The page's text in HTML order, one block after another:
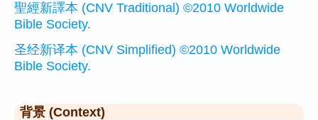
聖經新譯本 (CNV Traditional) ©2010 Worldwide
Bible Society.
圣经新译本 (CNV Simplified) ©2010 Worldwide
Bible Society.
背景 (Context)